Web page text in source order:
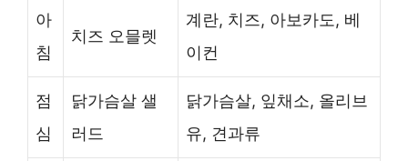
아
침
치즈 오믈렛
계란, 치즈, 아보카도, 베
이컨
점
심
닭가슴살 샐
러드
닭가슴살, 잎채소, 올리브
유, 견과류